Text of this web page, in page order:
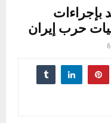
بإجراءات
حرب إيران